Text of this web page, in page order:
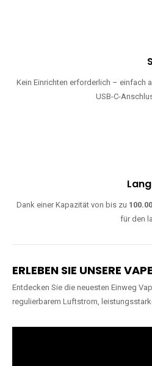
Kein Einrichten erforderlich – einfach
USB-C-
Dank einer Kapazität von bis zu
für den
ERLEBEN SIE UNSERE
Entdecken Sie die neuesten Einweg
regulierbarem Luftstrom,